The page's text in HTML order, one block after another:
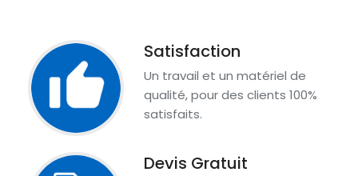
Satisfaction
Un travail et un matériel de
qualité, pour des clients 100%
satisfaits.
Devis Gratuit